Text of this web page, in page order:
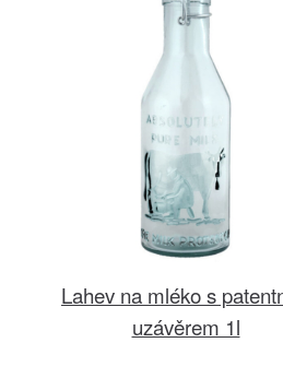
Lahev na mléko s
uzávěrem 1l